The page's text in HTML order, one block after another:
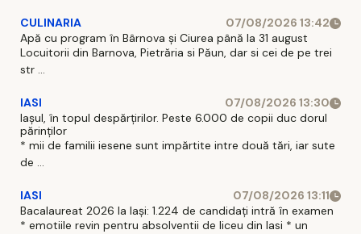
CULINARIA
07/08/2026 13:42
Apă cu program în Bârnova și Ciurea până la 31 august
Locuitorii din Barnova, Pietrăria si Păun, dar si cei de pe trei
str ...
IASI
07/08/2026 13:30
Iașul, în topul despărțirilor. Peste 6.000 de copii duc dorul
părinților
* mii de familii iesene sunt impărtite intre două tări, iar sute
de ...
IASI
07/08/2026 13:11
Bacalaureat 2026 la Iași: 1.224 de candidați intră în examen
* emotiile revin pentru absolventii de liceu din Iasi * un